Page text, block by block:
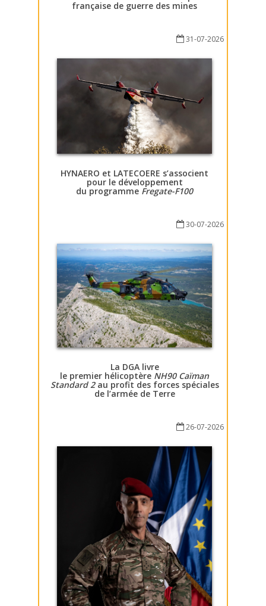
française de guerre des mines
31-07-2026
HYNAERO et LATECOERE s’associent
pour le développement
du programme Fregate-F100
30-07-2026
La DGA livre
le premier hélicoptère NH90 Caïman
Standard 2au profit des forces spéciales
de l’armée de Terre
26-07-2026